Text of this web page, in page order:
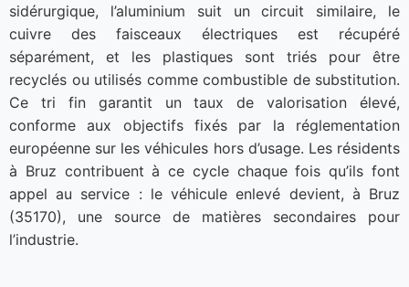
sidérurgique, l’aluminium suit un circuit similaire, le
cuivre des faisceaux électriques est récupéré
séparément, et les plastiques sont triés pour être
recyclés ou utilisés comme combustible de substitution.
Ce tri fin garantit un taux de valorisation élevé,
conforme aux objectifs fixés par la réglementation
européenne sur les véhicules hors d’usage. Les résidents
à Bruz contribuent à ce cycle chaque fois qu’ils font
appel au service : le véhicule enlevé devient, à Bruz
(35170), une source de matières secondaires pour
l’industrie.